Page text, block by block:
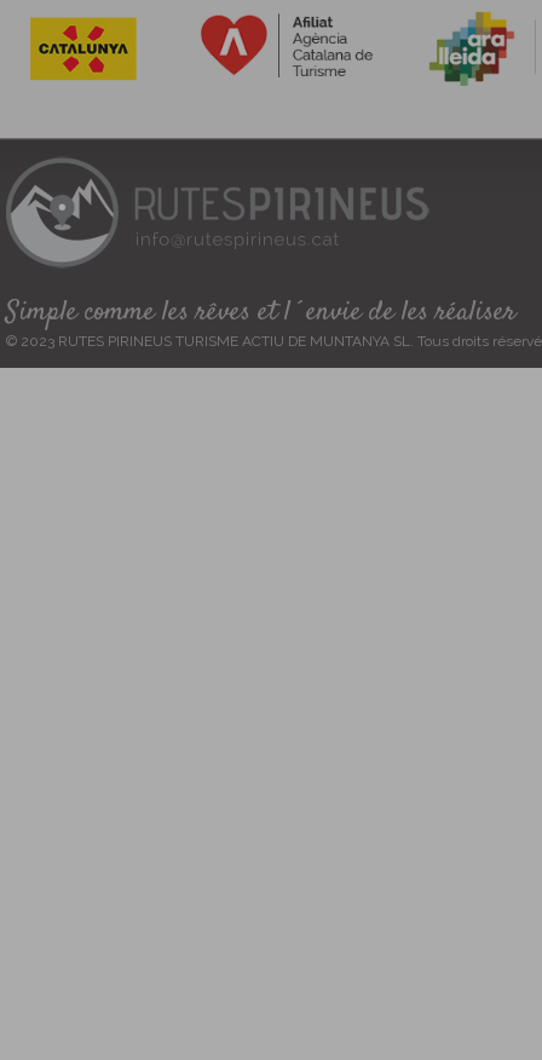
Simple comme les rêves et l´envie de les réaliser
© 2023 RUTES PIRINEUS TURISME ACTIU DE MUNTANYA SL. Tous droits